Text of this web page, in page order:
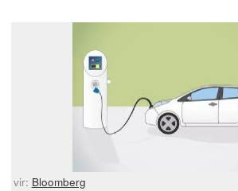
vir: Bloomberg